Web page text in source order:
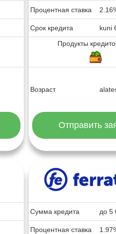
Процентная ставка
Срок кредита
kuni
Продукты
Возраст
Отправить
Сумма кредита до 5
Процентная ставка